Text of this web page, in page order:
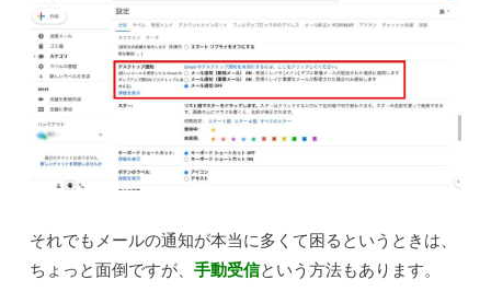
それでもメールの通知が本当に多くて困るというときは、
ちょっと面倒ですが、 手動受信という方法もあります。